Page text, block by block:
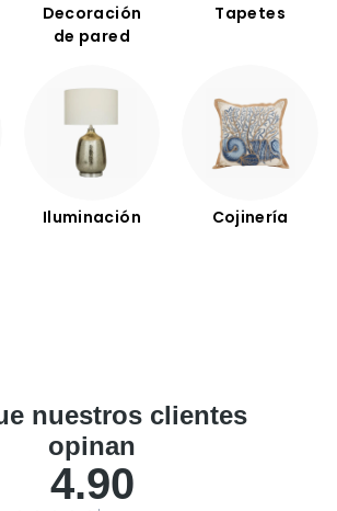
Decoración
de pared
Tapetes
Iluminación Cojinería